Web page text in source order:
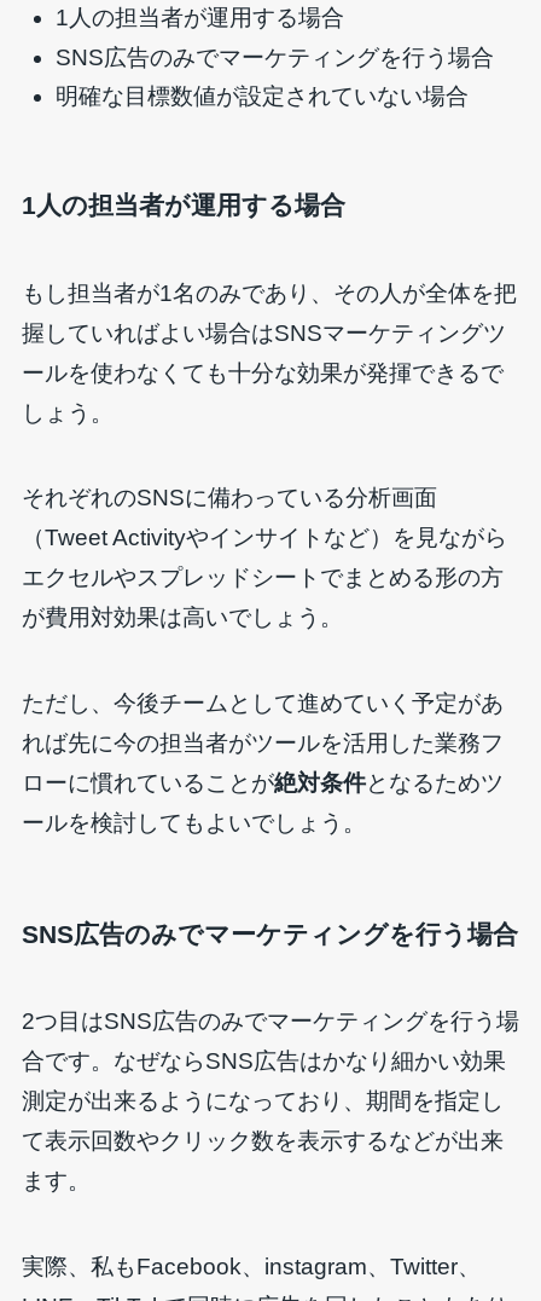
1人の担当者が運用する場合
SNS広告のみでマーケティングを行う場合
明確な目標数値が設定されていない場合
1人の担当者が運用する場合
もし担当者が1名のみであり、その人が全体を把
握していればよい場合はSNSマーケティングツ
ールを使わなくても十分な効果が発揮できるで
しょう。
それぞれのSNSに備わっている分析画面
（Tweet Activityやインサイトなど）を見ながら
エクセルやスプレッドシートでまとめる形の方
が費用対効果は高いでしょう。
ただし、今後チームとして進めていく予定があ
れば先に今の担当者がツールを活用した業務フ
ローに慣れていることが絶対条件となるためツ
ールを検討してもよいでしょう。
SNS広告のみでマーケティングを行う場合
2つ目はSNS広告のみでマーケティングを行う場
合です。なぜならSNS広告はかなり細かい効果
測定が出来るようになっており、期間を指定し
て表示回数やクリック数を表示するなどが出来
ます。
実際、私もFacebook、instagram、Twitter、